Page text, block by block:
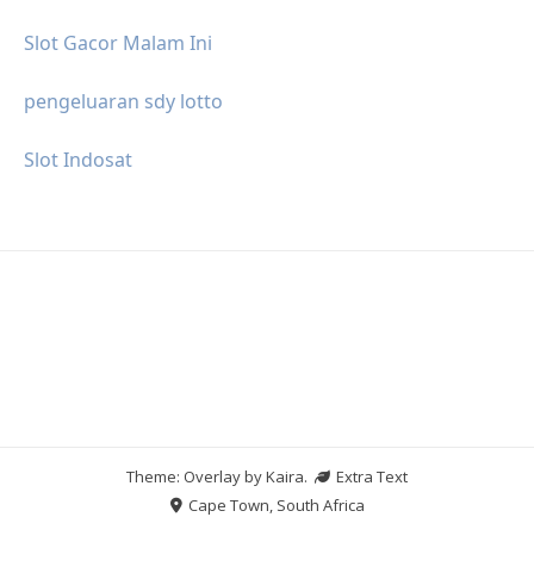
Slot Gacor Malam Ini
pengeluaran sdy lotto
Slot Indosat
Theme: Overlay byKaira.
Extra Text
Cape Town, South Africa